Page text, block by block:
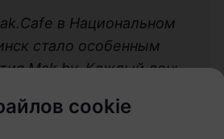
в Национальном
стало особенным
Mak.by. Каждый день
в путешествия
cookie